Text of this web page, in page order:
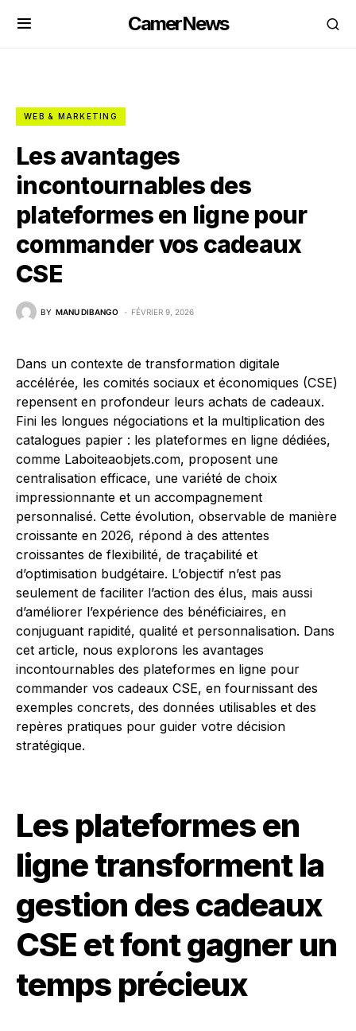
CamerNews
WEB & MARKETING
Les avantages
incontournables des
plateformes en ligne pour
commander vos cadeaux
CSE
BY MANU DIBANGO FÉVRIER 9, 2026
Dans un contexte de transformation digitale
accélérée, les comités sociaux et économiques (CSE)
repensent en profondeur leurs achats de cadeaux.
Fini les longues négociations et la multiplication des
catalogues papier : les plateformes en ligne dédiées,
comme Laboiteaobjets.com, proposent une
centralisation efficace, une variété de choix
impressionnante et un accompagnement
personnalisé. Cette évolution, observable de manière
croissante en 2026, répond à des attentes
croissantes de flexibilité, de traçabilité et
d’optimisation budgétaire. L’objectif n’est pas
seulement de faciliter l’action des élus, mais aussi
d’améliorer l’expérience des bénéficiaires, en
conjuguant rapidité, qualité et personnalisation. Dans
cet article, nous explorons les avantages
incontournables des plateformes en ligne pour
commander vos cadeaux CSE, en fournissant des
exemples concrets, des données utilisables et des
repères pratiques pour guider votre décision
stratégique.
Les plateformes en
ligne transforment la
gestion des cadeaux
CSE et font gagner un
temps précieux